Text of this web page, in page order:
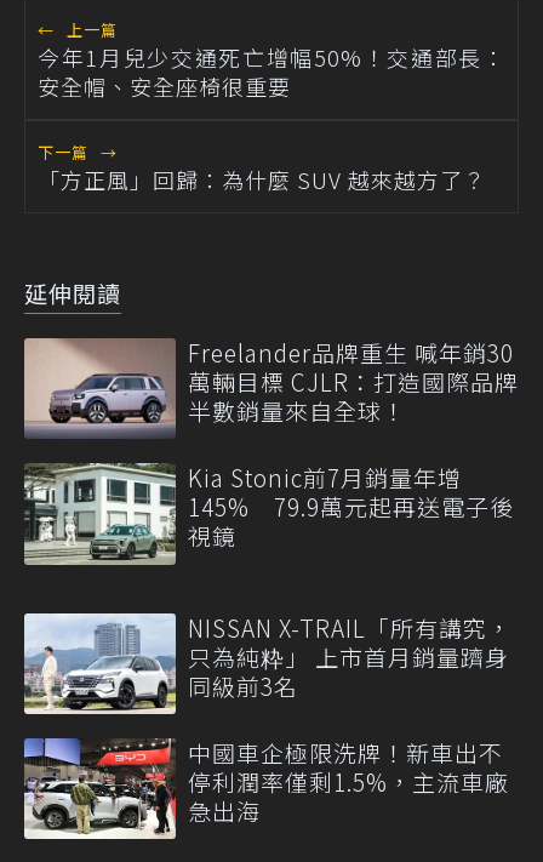
← 上一篇
今年1月兒少交通死亡增幅50%！交通部長：
安全帽、安全座椅很重要
下一篇 →
「方正風」回歸：為什麼 SUV 越來越方了？
延伸閱讀
Freelander品牌重生 喊年銷30
萬輛目標 CJLR：打造國際品牌
半數銷量來自全球！
Kia Stonic前7月銷量年增
145% 79.9萬元起再送電子後
視鏡
NISSAN X-TRAIL「所有講究，
只為純粋」 上市首月銷量躋身
同級前3名
中國車企極限洗牌！新車出不
停利潤率僅剩1.5%，主流車廠
急出海